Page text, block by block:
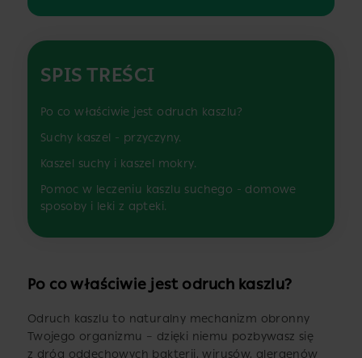
SPIS TREŚCI
Po co właściwie jest odruch kaszlu?
Suchy kaszel - przyczyny.
Kaszel suchy i kaszel mokry.
Pomoc w leczeniu kaszlu suchego - domowe
sposoby i leki z apteki.
Po co właściwie jest odruch kaszlu?
Odruch kaszlu to naturalny mechanizm obronny
Twojego organizmu – dzięki niemu pozbywasz się
z dróg oddechowych bakterii, wirusów, alergenów